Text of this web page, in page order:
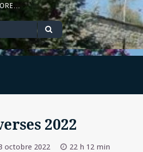
Search
2022
octobre 2022
22 h 12 min